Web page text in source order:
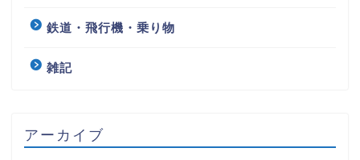
鉄道・飛行機・乗り物
雑記
アーカイブ